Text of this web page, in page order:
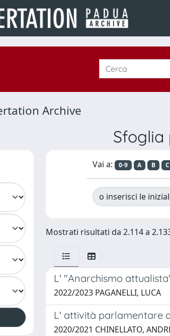
Archive
Vai a: 0-9 A B C
o inserisci le
Mostrati risultati da 2.114 a
L' "Anarchismo
2022/2023 PAGANELLI, LUCA
L' attività parlamentare
2020/2021 CHINELLATO,